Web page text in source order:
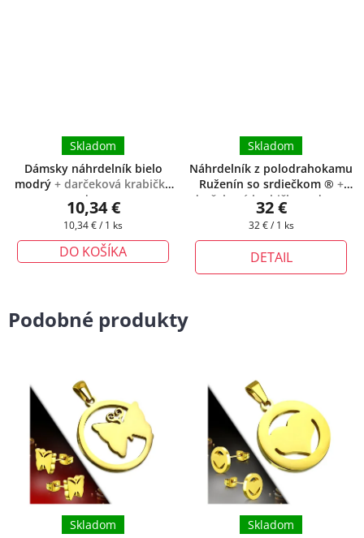
Dámsky náhrdelník bielo
modrý + darčeková krabička
zadarmo
Skladom
10,34 €
Jednotková
10,34 € / 1 ks
DO KOŠÍKA
Náhrdelník z polodrahokamu
Ruženín so srdiečkom ® +
darčeková krabička zadarmo
Skladom
32 €
Jednotková
32 € / 1 ks
DETAIL
Podobné produkty
Skladom Skladom